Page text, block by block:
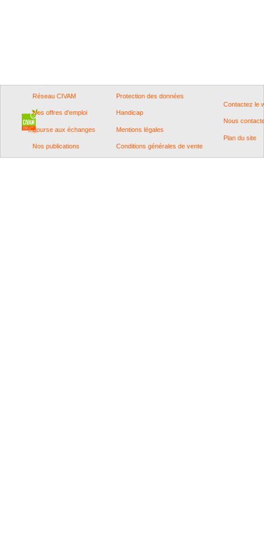
Réseau CIVAM
Nos offres d'emploi
Bourse aux échanges
Nos publications
Protection des données
Handicap
Mentions légales
Conditions générales de vente
Contactez le
Nous
Plan du site